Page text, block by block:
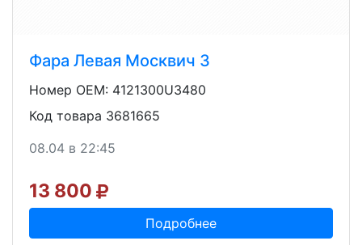
Фара Левая Москвич 3
Номер OEM: 4121300U3480
Код товара 3681665
08.04 в 22:45
13 800
Подробнее